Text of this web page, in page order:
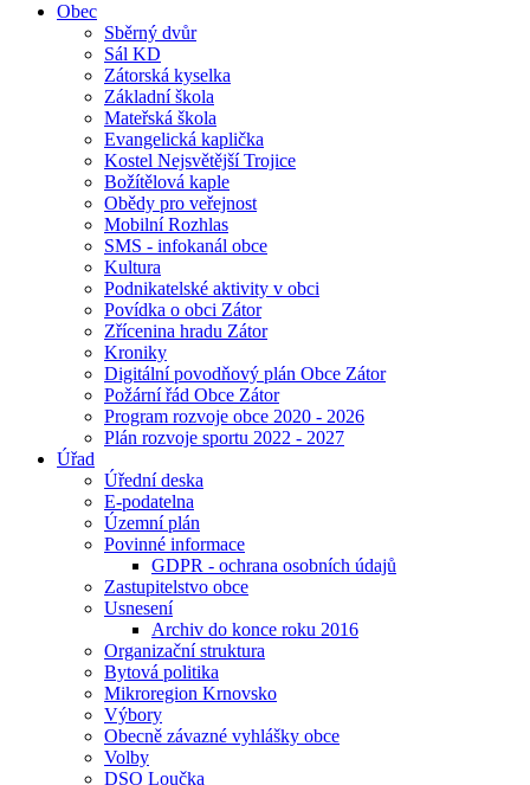
Obec
Sběrný dvůr
Sál KD
Zátorská kyselka
Základní škola
Mateřská škola
Evangelická kaplička
Kostel Nejsvětější Trojice
Božítělová kaple
Obědy pro veřejnost
Mobilní Rozhlas
SMS - infokanál obce
Kultura
Podnikatelské aktivity v obci
Povídka o obci Zátor
Zřícenina hradu Zátor
Kroniky
Digitální povodňový plán Obce Zátor
Požární řád Obce Zátor
Program rozvoje obce 2020 - 2026
Plán rozvoje sportu 2022 - 2027
Úřad
Úřední deska
E-podatelna
Územní plán
Povinné informace
GDPR - ochrana osobních údajů
Zastupitelstvo obce
Usnesení
Archiv do konce roku 2016
Organizační struktura
Bytová politika
Mikroregion Krnovsko
Výbory
Obecně závazné vyhlášky obce
Volby
DSO Loučka